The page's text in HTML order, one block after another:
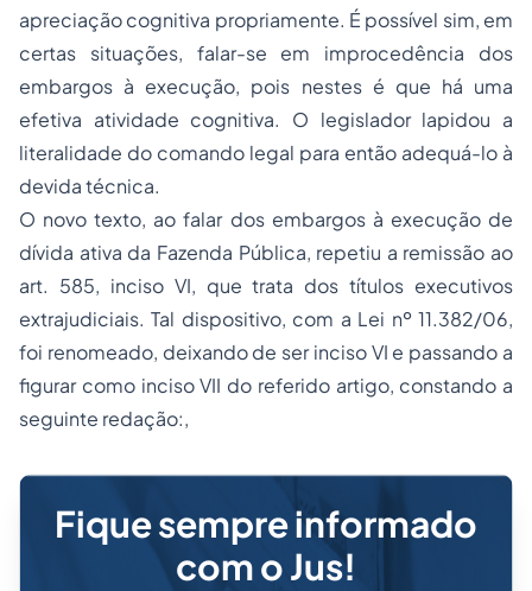
apreciação cognitiva propriamente. É possível sim, em
certas situações, falar-se em improcedência dos
embargos à execução, pois nestes é que há uma
efetiva atividade cognitiva. O legislador lapidou a
literalidade do comando legal para então adequá-lo à
devida técnica.
O novo texto, ao falar dos embargos à execução de
dívida ativa da Fazenda Pública, repetiu a remissão ao
art. 585, inciso VI, que trata dos títulos executivos
extrajudiciais. Tal dispositivo, com a Lei nº 11.382/06,
foi renomeado, deixando de ser inciso VI e passando a
figurar como inciso VII do referido artigo, constando a
seguinte redação:,
Fique sempre informado
com o Jus!